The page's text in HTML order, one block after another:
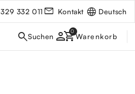
332 011 Kontakt Deutsch
person